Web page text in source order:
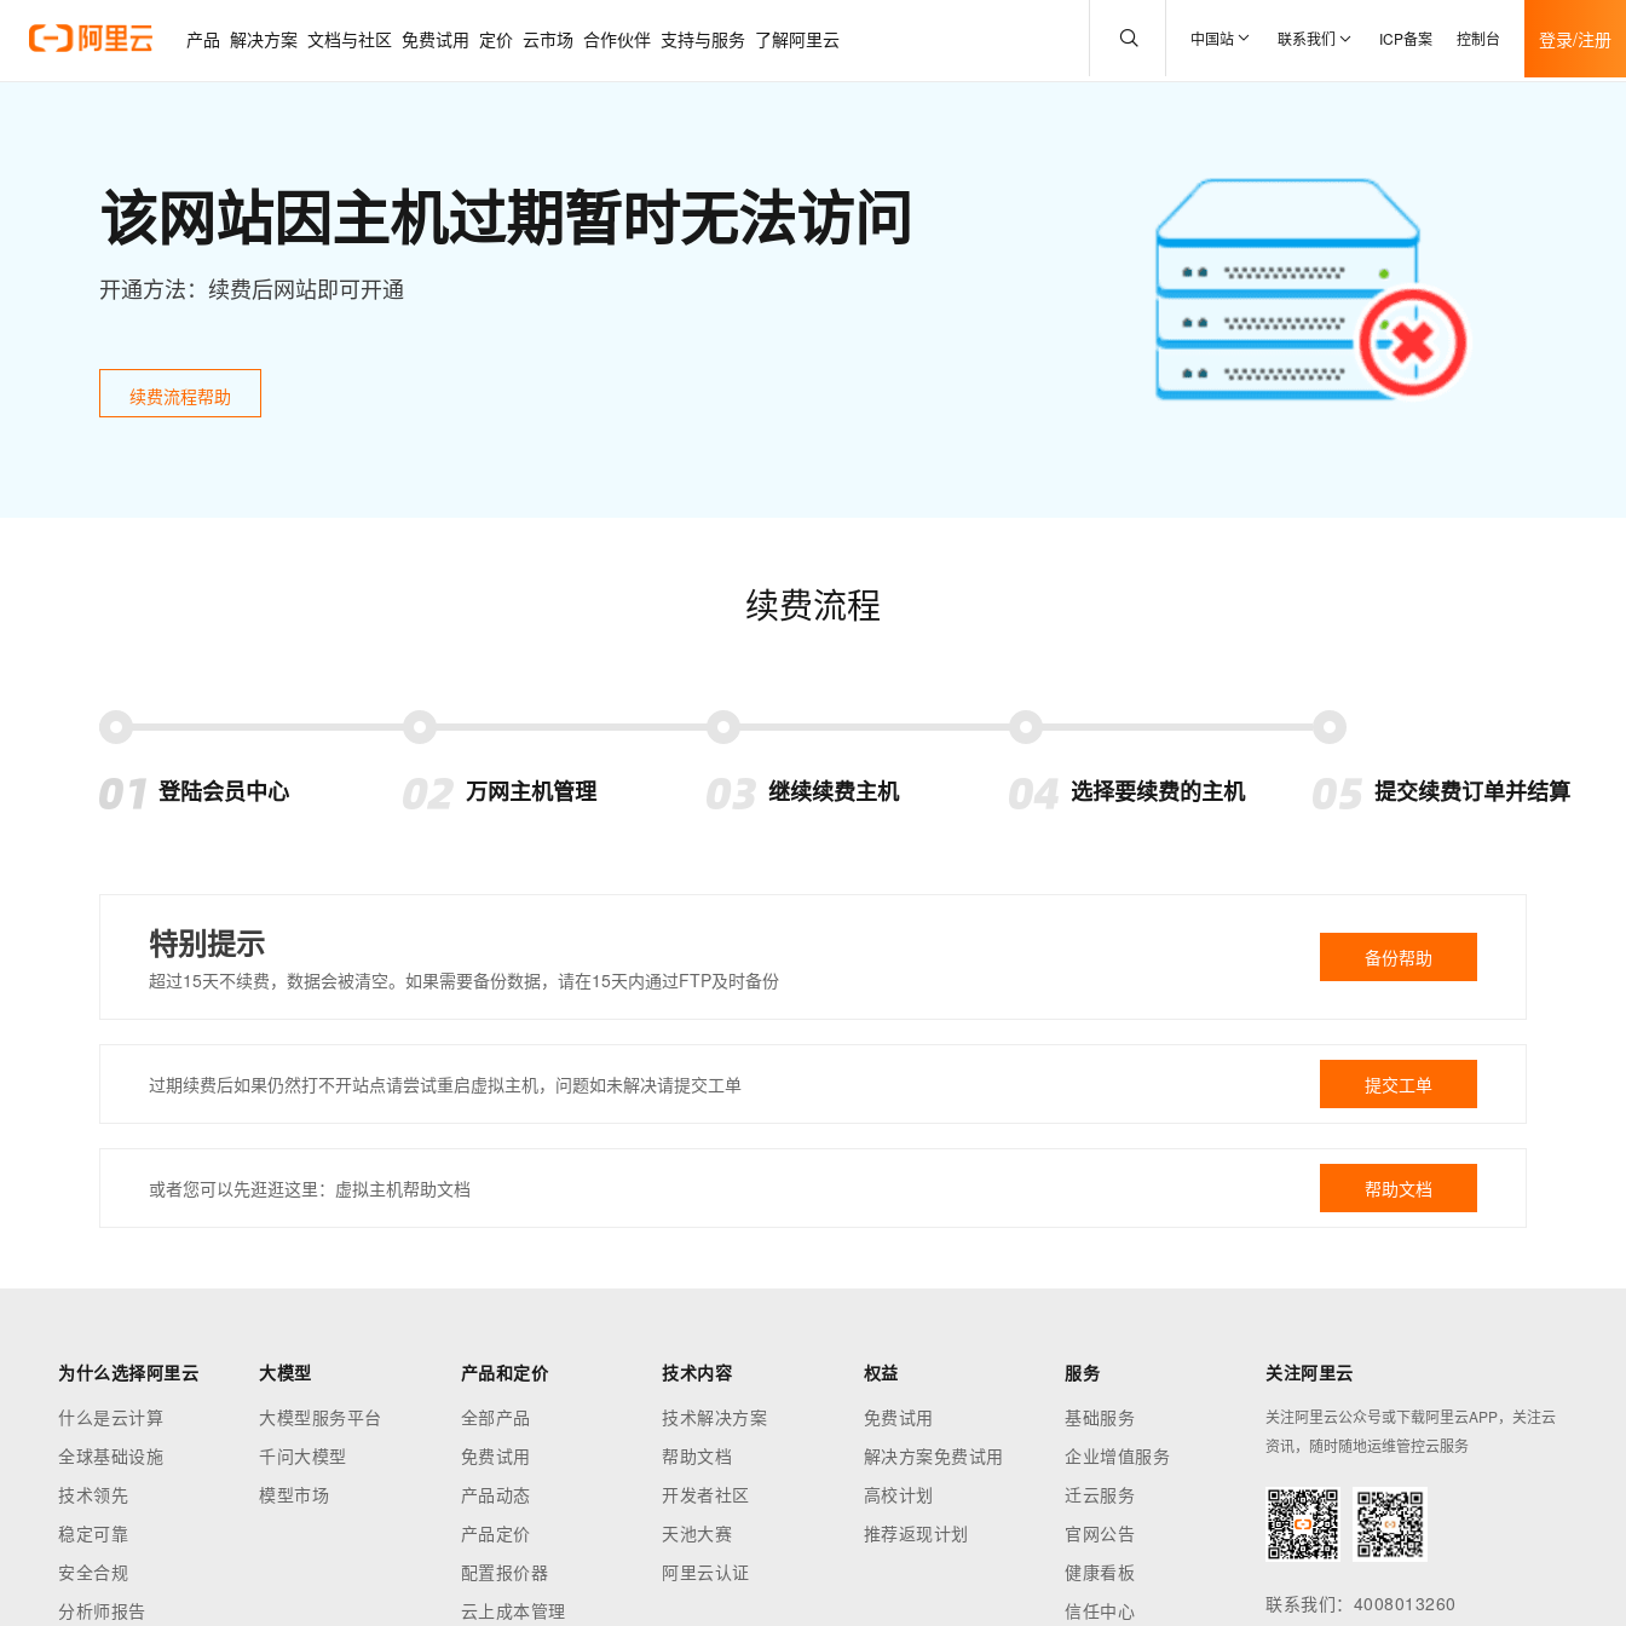
产品 解决方案 文档与社区 免费试用 定价 云市场 合作伙伴 支持与服务 了解阿里云 中国站 联系我们 ICP备案 控制台 登录/注册
该网站因主机过期暂时无法访问
开通方法：续费后网站即可开通
续费流程帮助
续费流程
登陆会员中心 万网主机管理 继续续费主机 选择要续费的主机 提交续费订单并结算
特别提示
超过15天不续费，数据会被清空。如果需要备份数据，请在15天内通过FTP及时备份
备份帮助
过期续费后如果仍然打不开站点请尝试重启虚拟主机，问题如未解决请提交工单 提交工单
或者您可以先逛逛这里：虚拟主机帮助文档 帮助文档